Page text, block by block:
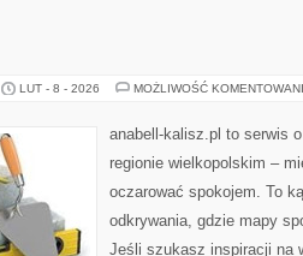
LUT - 8 - 2026 MOŻLIWOŚĆ
anabell-kalisz.pl to serwis
regionie wielkopolskim –
oczarować spokojem. To
odkrywania, gdzie mapy
Jeśli szukasz inspiracji na